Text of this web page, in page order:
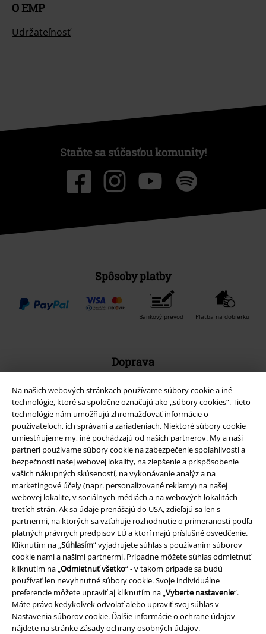
Na našich webových stránkach používame súbory cookie a iné
technológie, ktoré sa spoločne označujú ako „súbory cookies“. Tieto
technológie nám umožňujú zhromažďovať informácie o
používateľoch, ich správaní a zariadeniach. Niektoré súbory cookie
umiestňujeme my, iné pochádzajú od našich partnerov. My a naši
partneri používame súbory cookie na zabezpečenie spoľahlivosti a
bezpečnosti našej webovej lokality, na zlepšenie a prispôsobenie
vašich nákupných skúseností, na vykonávanie analýz a na
marketingové účely (napr. personalizované reklamy) na našej
webovej lokalite, v sociálnych médiách a na webových lokalitách
tretích strán. Ak sa údaje prenášajú do USA, zdieľajú sa len s
partnermi, na ktorých sa vzťahuje rozhodnutie o primeranosti podľa
platných právnych predpisov EÚ a ktorí majú príslušné osvedčenie.
Kliknutím na „Súhlasím“ vyjadrujete súhlas s používaním súborov
cookie nami a našimi partnermi. Prípadne môžete súhlas odmietnuť
kliknutím na „Odmietnuť všetko“ - v takom prípade sa budú
používať len nevyhnutné súbory cookie. Svoje individuálne
preferencie môžete upraviť aj kliknutím na „Vyberte nastavenie“.
Máte právo kedykoľvek odvolať alebo upraviť svoj súhlas v
Nastavenia súborov cookie. Ďalšie informácie o ochrane údajov
nájdete na stránkeZásady ochrany osobných údajov.
O EMP
Udržateľnosť
Staňte sa súčasťou komunity!
Spôsoby platby
Bankový prevod Platba na dobierku
Doprava
Nová aplikácia EMP
Stiahnite si novú EMP aplikáciu zdarma a využite všetky nové
funkcie a výhody!
A Warner Music Group Company